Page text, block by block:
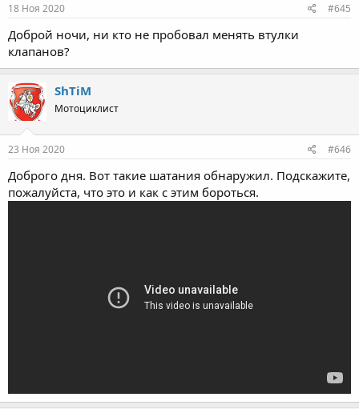
18 Ноя 2020 #645
Доброй ночи, ни кто не пробовал менять втулки
клапанов?
ShTiM
Мотоциклист
23 Ноя 2020 #646
Доброго дня. Вот такие шатания обнаружил. Подскажите,
пожалуйста, что это и как с этим бороться.